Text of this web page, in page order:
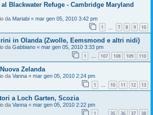
Blackwater Refuge - Cambridge Maryland
da Mariabi « mar gen 05, 2010 3:42 pm
1 7 8 9 10
in Olanda (Zwolle, Eemsmond e altri nidi)
da Gabbiano « mar gen 05, 2010 3:33 pm
1 … 107 108 109 110
Zelanda
da Vanna « mar gen 05, 2010 2:24 pm
1 … 10 11 12 13
a Loch Garten, Scozia
da Vanna « mar gen 05, 2010 2:22 pm
1 35 36 37 38